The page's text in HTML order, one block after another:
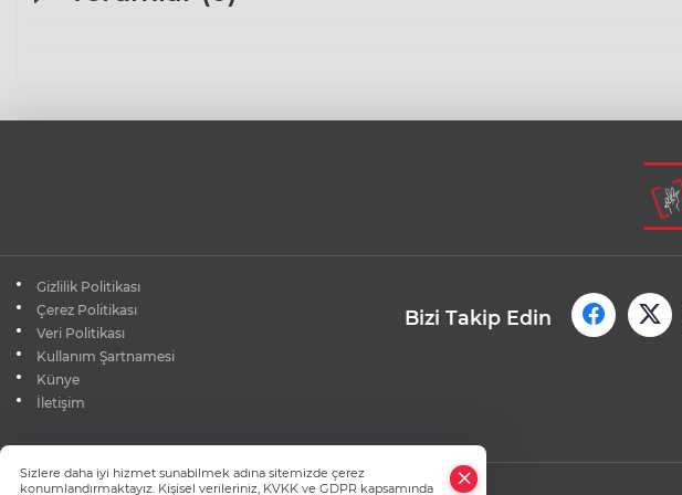
Gizlilik Politikası
Çerez Politikası
Veri Politikası
Kullanım Şartnamesi
Künye
İletişim
Bizi Takip Edin
Sizlere daha iyi hizmet sunabilmek adına sitemizde çerez
konumlandırmaktayız. Kişisel verileriniz, KVKK ve GDPR kapsamında
Whatsapp